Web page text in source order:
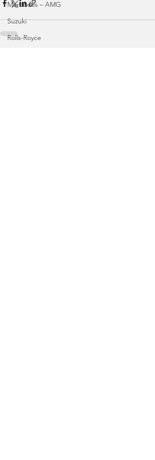
Mercedes – AMG
Suzuki
Rolls-Royce